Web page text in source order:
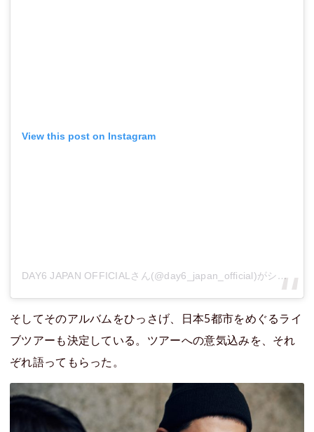
View this post on Instagram
DAY6 JAPAN OFFICIALさん(@day6_japan_official)がシェアした投稿
そしてそのアルバムをひっさげ、日本5都市をめぐるライ
ブツアーも決定している。ツアーへの意気込みを、それ
ぞれ語ってもらった。